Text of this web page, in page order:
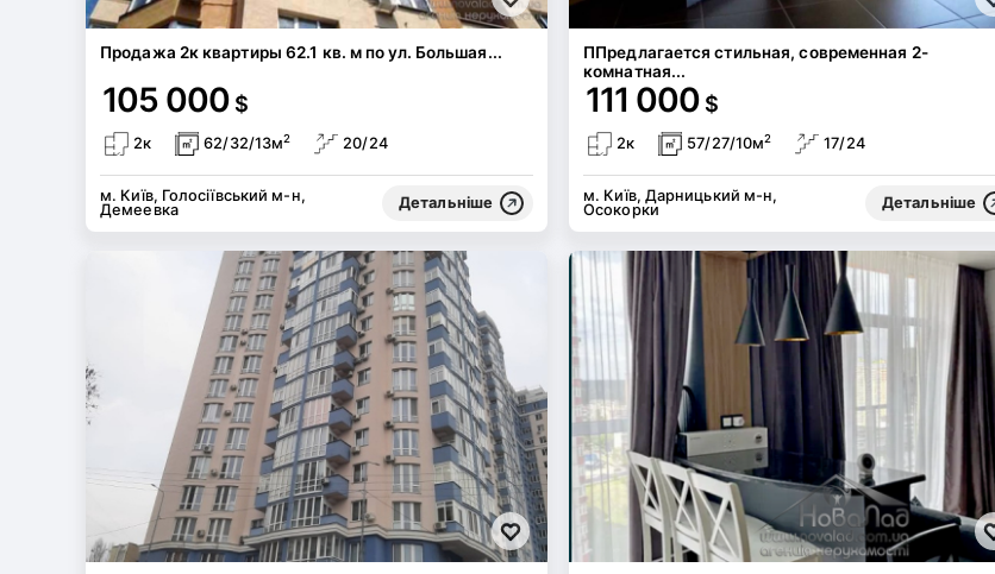
Продажа 2к квартиры 62.1 кв. м по ул. Большая...
105 000 $
2к 62/32/13м2 20/24
м. Київ, Голосіївський м-н,
Демеевка
Детальніше
ППредлагается стильная, современная 2-
комнатная...
111 000 $
2к 57/27/10м2 17/24
м. Київ, Дарницький м-н,
Осокорки
Детальніше